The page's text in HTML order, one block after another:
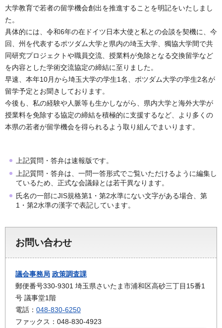
大学教育で若者の留学機会創出を推進することを明記をいたしまし
た。
具体的には、令和6年の在ドイツ日本大使と私との会談を契機に、今
回、州を代表するポツダム大学と県内の埼玉大学、獨協大学間で共
同研究プロジェクトや職員交流、授業料が免除となる交換留学など
を内容とした学術交流協定の締結に至りました。
早速、本年10月から埼玉大学の学生1名、ポツダム大学の学生2名が
留学予定とお聞きしております。
今後も、私の経験や人脈等も生かしながら、県内大学と海外大学が
授業料を免除する協定の締結を積極的に支援するなど、より多くの
本県の若者が留学機会を得られるよう取り組んでまいります。
上記質問・答弁は速報版です。
上記質問・答弁は、一問一答形式でご覧いただけるように編集し
ているため、正式な会議録とは若干異なります。
氏名の一部にJIS規格第1・第2水準にない文字がある場合、第
1・第2水準の漢字で表記しています。
お問い合わせ
議会事務局 政策調査課
郵便番号330-9301 埼玉県さいたま市浦和区高砂三丁目15番1
号 議事堂1階
電話： 048-830-6250
ファックス：048-830-4923